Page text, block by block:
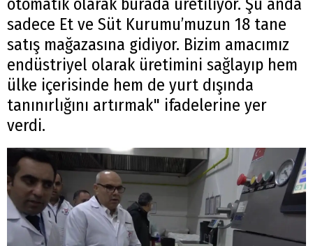
otomatik olarak burada üretiliyor. Şu anda
sadece Et ve Süt Kurumu’muzun 18 tane
satış mağazasına gidiyor. Bizim amacımız
endüstriyel olarak üretimini sağlayıp hem
ülke içerisinde hem de yurt dışında
tanınırlığını artırmak" ifadelerine yer
verdi.